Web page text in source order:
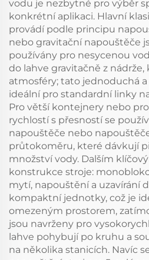
vodu je nezbytné pro výběr
konkrétní aplikaci. Hlavní
provádí podle principu
nebo gravitační napouštěče
používány pro nesycenou
do lahve gravitačně z
atmosféry; tato jednoduchá
ideální pro standardní linky
Pro větší kontejnery nebo
rychlostí s přesností se
napouštěče nebo
průtokoměru, které dávkují
množství vody. Dalším
konstrukce stroje:
mytí, napouštění a uzavírání
kompaktní jednotky, což je
omezeným prostorem,
jsou navrženy pro
lahve pohybují po kruhu a
na několika stanicích. Navíc